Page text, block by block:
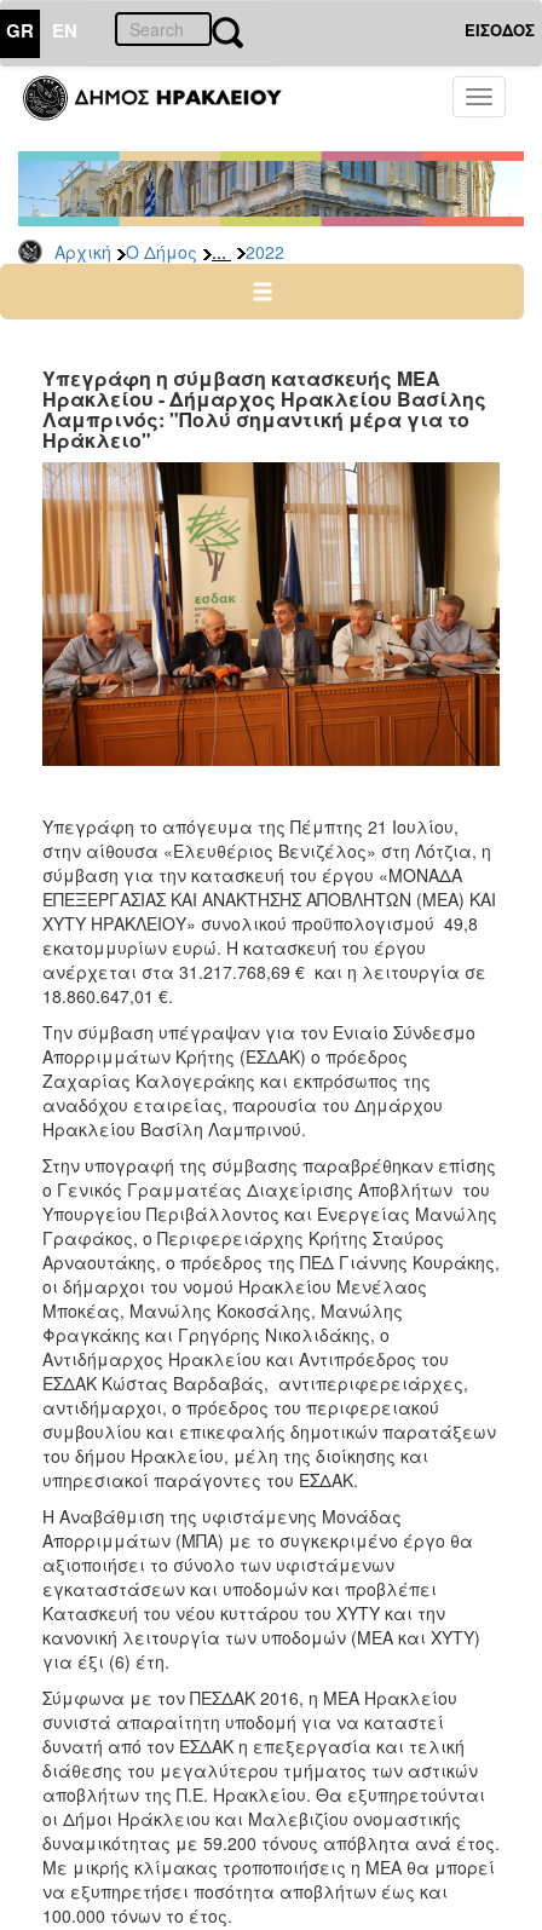
GR EN ΕΙΣΟΔΟΣ
Toggle
Αρχική Ο Δήμος ... 2022
ΔΗΜΟΣ
Δελτία
Τύπου
Αρχείο
2026
2024
2022
2021
2020
2019
2018
2017
2016
2015
2013
2012
2011
2006
ΤΟΠΟΣ
ΠΟΛΙΤΙΣΜΟΣ
ΑΝΘΕΚΤΙΚΗ
ΠΟΛΗ
Υπεγράφη η σύμβαση κατασκευής ΜΕΑ
Ηρακλείου - Δήμαρχος Ηρακλείου Βασίλης
Λαμπρινός: "Πολύ σημαντική μέρα για το
Ηράκλειο"
Υπεγράφη το απόγευμα της Πέμπτης 21 Ιουλίου,
στην αίθουσα «Ελευθέριος Βενιζέλος» στη Λότζια, η
σύμβαση για την κατασκευή του έργου «ΜΟΝΑΔΑ
ΕΠΕΞΕΡΓΑΣΙΑΣ ΚΑΙ ΑΝΑΚΤΗΣΗΣ ΑΠΟΒΛΗΤΩΝ (ΜΕΑ) ΚΑΙ
ΧΥΤΥ ΗΡΑΚΛΕΙΟΥ» συνολικού προϋπολογισμού 49,8
εκατομμυρίων ευρώ. Η κατασκευή του έργου
ανέρχεται στα 31.217.768,69 € και η λειτουργία σε
18.860.647,01 €.
Την σύμβαση υπέγραψαν για τον Ενιαίο Σύνδεσμο
Απορριμμάτων Κρήτης (ΕΣΔΑΚ) ο πρόεδρος
Ζαχαρίας Καλογεράκης και εκπρόσωπος της
αναδόχου εταιρείας, παρουσία του Δημάρχου
Ηρακλείου Βασίλη Λαμπρινού.
Στην υπογραφή της σύμβασης παραβρέθηκαν επίσης
ο Γενικός Γραμματέας Διαχείρισης Αποβλήτων του
Υπουργείου Περιβάλλοντος και Ενεργείας Μανώλης
Γραφάκος, ο Περιφερειάρχης Κρήτης Σταύρος
Αρναουτάκης, ο πρόεδρος της ΠΕΔ Γιάννης Κουράκης,
οι δήμαρχοι του νομού Ηρακλείου Μενέλαος
Μποκέας, Μανώλης Κοκοσάλης, Μανώλης
Φραγκάκης και Γρηγόρης Νικολιδάκης, ο
Αντιδήμαρχος Ηρακλείου και Αντιπρόεδρος του
ΕΣΔΑΚ Κώστας Βαρδαβάς, αντιπεριφερειάρχες,
αντιδήμαρχοι, ο πρόεδρος του περιφερειακού
συμβουλίου και επικεφαλής δημοτικών παρατάξεων
του δήμου Ηρακλείου, μέλη της διοίκησης και
υπηρεσιακοί παράγοντες του ΕΣΔΑΚ.
H Αναβάθμιση της υφιστάμενης Μονάδας
Απορριμμάτων (ΜΠΑ) με το συγκεκριμένο έργο θα
αξιοποιήσει το σύνολο των υφιστάμενων
εγκαταστάσεων και υποδομών και προβλέπει
Κατασκευή του νέου κυττάρου του ΧΥΤΥ και την
κανονική λειτουργία των υποδομών (ΜΕΑ και ΧΥΤΥ)
για έξι (6) έτη.
Σύμφωνα με τον ΠΕΣΔΑΚ 2016, η ΜΕΑ Ηρακλείου
συνιστά απαραίτητη υποδομή για να καταστεί
δυνατή από τον ΕΣΔΑΚ η επεξεργασία και τελική
διάθεσης του μεγαλύτερου τμήματος των αστικών
αποβλήτων της Π.Ε. Ηρακλείου. Θα εξυπηρετούνται
οι Δήμοι Ηράκλειου και Μαλεβιζίου ονομαστικής
δυναμικότητας με 59.200 τόνους απόβλητα ανά έτος.
Με μικρής κλίμακας τροποποιήσεις η ΜΕΑ θα μπορεί
να εξυπηρετήσει ποσότητα αποβλήτων έως και
100.000 τόνων το έτος.